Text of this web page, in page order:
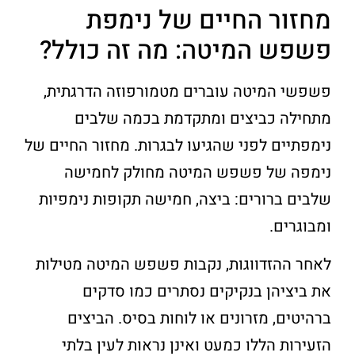
מחזור החיים של נימפת
פשפש המיטה: מה זה כולל?
פשפשי המיטה עוברים מטמורפוזה הדרגתית,
מתחילה כביצים ומתקדמת בכמה שלבים
נימפתיים לפני שהגיעו לבגרות. מחזור החיים של
נימפה של פשפש המיטה מחולק לחמישה
שלבים ברורים: ביצה, חמישה תקופות נימפיות
ומבוגרים.
לאחר ההזדווגות, נקבות פשפש המיטה מטילות
את ביציהן בנקיקים נסתרים כמו סדקים
ברהיטים, מזרונים או לוחות בסיס. הביצים
הזעירות הללו כמעט ואינן נראות לעין בלתי